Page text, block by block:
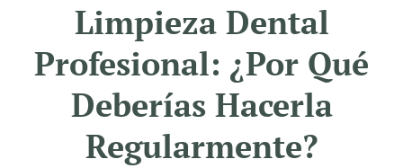
Limpieza Dental
Profesional: ¿Por Qué
Deberías Hacerla
Regularmente?